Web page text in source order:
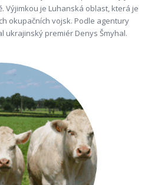
Výjimkou je Luhanská oblast, která je
okupačních vojsk. Podle agentury
ukrajinský premiér Denys Šmyhal.